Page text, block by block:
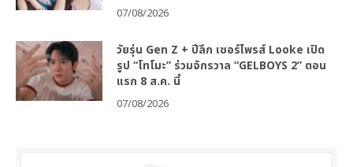
07/08/2026
วัยรุ่น Gen Z + ปีลึก เซอร์ไพรส์ Looke เปิด
รูป “โทโมะ” ร่วมจักรวาล “GELBOYS 2” ตอน
แรก 8 ส.ค. นี้
07/08/2026